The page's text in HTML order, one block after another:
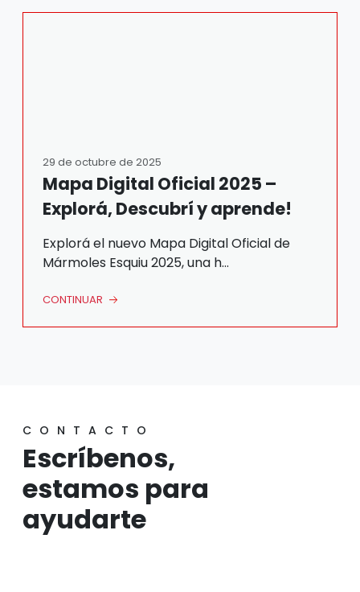
29 de octubre de 2025
Mapa Digital Oficial 2025 –
Explorá, Descubrí y aprende!
Explorá el nuevo Mapa Digital Oficial de
Mármoles Esquiu 2025, una h...
CONTINUAR
CONTACTO
Escríbenos,
estamos para
ayudarte